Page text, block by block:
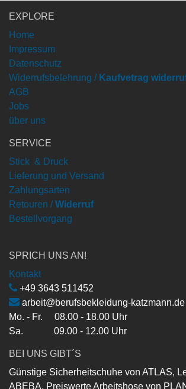
EXPLORE
Home
Impressum
Datenschutz
Widerrufsbelehrung / Kaufvetrag
AGB
Jobs
über uns
SERVICE
Stick & Druck
Lieferung und Versand
Zahlungsarten
Retouren / Widerruf
Bestellvorgang
SPRICH UNS AN!
Kontakt
+49 3643 511452
arbeit@berufsbekleidung-katzmann.de
Mo. - Fr. 08.00 - 18.00 Uhr
Sa. 09.00 - 12.00 Uhr
BEI UNS GIBT´S
Günstige Sicherheitschuhe von ATLAS,
ABEBA. Preiswerte Arbeitshose von